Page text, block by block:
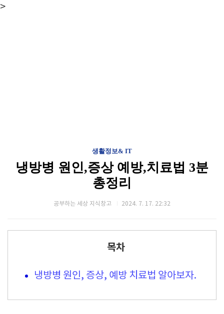
>
생활정보& IT
냉방병 원인,증상 예방,치료법 3분
총정리
공부하는 세상 지식창고 2024. 7. 17. 22:32
목차
냉방병 원인, 증상, 예방 치료법 알아보자.